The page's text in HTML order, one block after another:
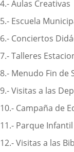
4.- Aulas Creativas
5.- Escuela
6.- Conciertos
7.- Talleres
8.- Menudo Fin de
9.- Visitas a las
10.- Campaña de
11.- Parque
12.- Visitas a las